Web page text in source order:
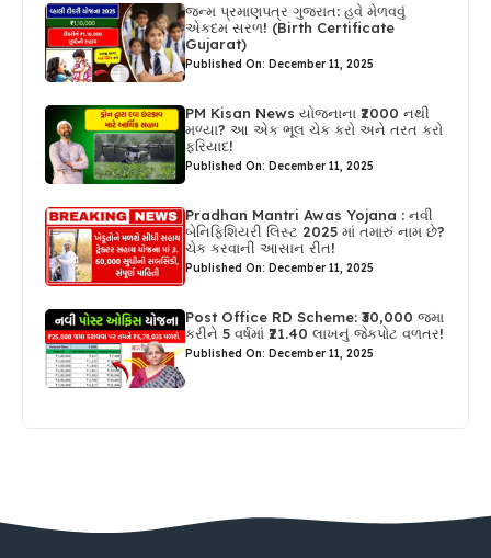
જન્મ પ્રમાણપત્ર ગુજરાત: હવે મેળવવું
એકદમ સરળ! (Birth Certificate
Gujarat)
Published On: December 11, 2025
PM Kisan News યોજનાના ₹2000 નથી
મળ્યા? આ એક ભૂલ ચેક કરો અને તરત કરો
ફરિયાદ!
Published On: December 11, 2025
Pradhan Mantri Awas Yojana : નવી
બેનિફિશિયરી લિસ્ટ 2025 માં તમારું નામ છે?
ચેક કરવાની આસાન રીત!
Published On: December 11, 2025
Post Office RD Scheme: ₹30,000 જમા
કરીને 5 વર્ષમાં ₹21.40 લાખનું જેકપોટ વળતર!
Published On: December 11, 2025